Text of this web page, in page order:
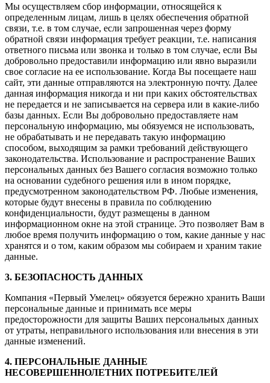
Мы осуществляем сбор информации, относящейся к
определенным лицам, лишь в целях обеспечения обратной
связи, т.е. в том случае, если запрошенная через форму
обратной связи информация требует реакции, т.е. написания
ответного письма или звонка и только в том случае, если Вы
добровольно предоставили информацию или явно выразили
свое согласие на ее использование. Когда Вы посещаете наш
сайт, эти данные отправляются на электронную почту. Далее
данная информация никогда и ни при каких обстоятельствах
не передается и не записывается на сервера или в какие-либо
базы данных. Если Вы добровольно предоставляете нам
персональную информацию, мы обязуемся не использовать,
не обрабатывать и не передавать такую информацию
способом, выходящим за рамки требований действующего
законодательства. Использование и распространение Ваших
персональных данных без Вашего согласия возможно только
на основании судебного решения или в ином порядке,
предусмотренном законодательством РФ. Любые изменения,
которые будут внесены в правила по соблюдению
конфиденциальности, будут размещены в данном
информационном окне на этой странице. Это позволяет Вам в
любое время получить информацию о том, какие данные у нас
хранятся и о том, каким образом мы собираем и храним такие
данные.
3. БЕЗОПАСНОСТЬ ДАННЫХ
Компания «Первый Умелец» обязуется бережно хранить Ваши
персональные данные и принимать все меры
предосторожности для защиты Ваших персональных данных
от утраты, неправильного использования или внесения в эти
данные изменений.
4. ПЕРСОНАЛЬНЫЕ ДАННЫЕ
НЕСОВЕРШЕННОЛЕТНИХ ПОТРЕБИТЕЛЕЙ